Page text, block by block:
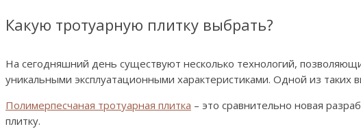
Какую тротуарную плитку выбрать?
На сегодняшний день существуют несколько технологий,
уникальными эксплуатационными характеристиками. Одной из таких
Полимерпесчаная тротуарная плитка – это сравнительно новая
плитку.